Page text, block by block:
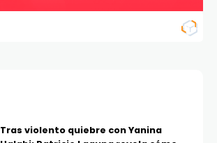
Tras violento quiebre con Yanina